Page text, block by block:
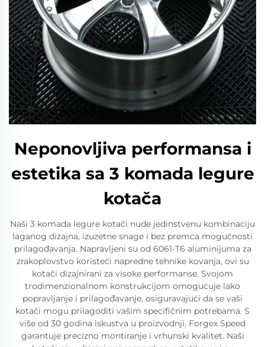
Neponovljiva performansa i
estetika sa 3 komada legure
kotača
Naši 3 komada legure kotači nude jedinstvenu kombinaciju
laganog dizajna, izuzetne snage i bez premca mogućnosti
prilagođavanja. Napravljeni su od 6061-T6 aluminijuma za
zrakoplovstvo koristeći napredne tehnike kovanja, ovi su
kotači dizajnirani za visoke performanse. Svojom
trodimenzionalnom konstrukcijom omogućuje lako
popravljanje i prilagođavanje, osiguravajući da se vaši
kotači mogu prilagoditi vašim specifičnim potrebama. S
više od 30 godina iskustva u proizvodnji, Forgex Speed
garantuje precizno montiranje i vrhunski kvalitet. Naši